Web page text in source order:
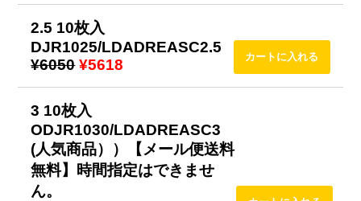
2.5 10枚入
DJR1025/LDADREASC2.5
¥6050 ¥5618
3 10枚入
ODJR1030/LDADREASC3
(人気商品））【メール便送料
無料】時間指定はできませ
ん。